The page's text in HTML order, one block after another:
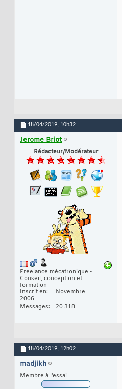
18/04/2019, 10h32
Jerome Briot
Rédacteur/Modérateur
Freelance mécatronique -
Conseil, conception et
formation
Inscrit en
Novembre
2006
Messages
20 318
18/04/2019, 12h02
madjikh
Membre à l'essai